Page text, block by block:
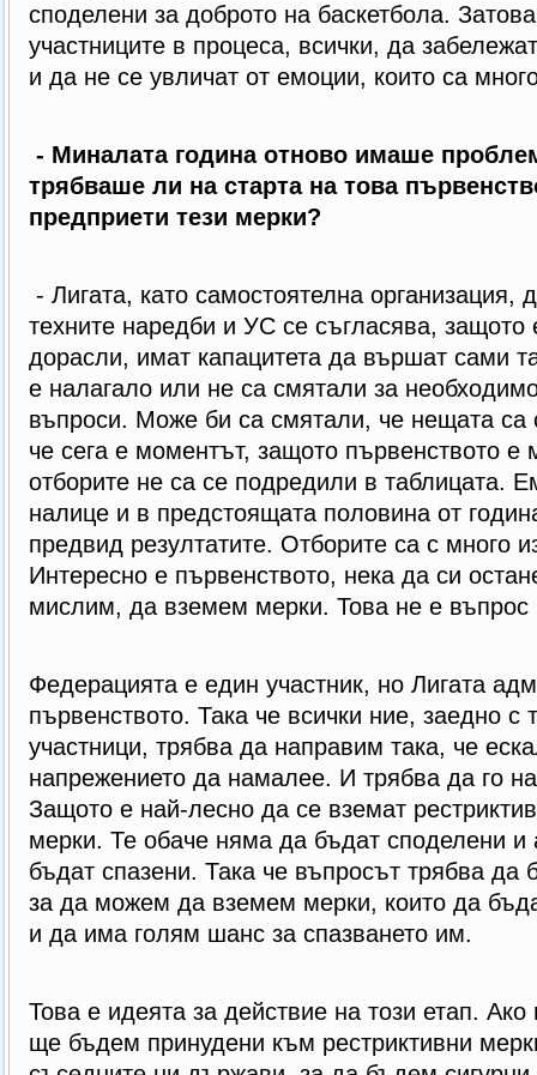
споделени за доброто на баскетбола.
участниците в процеса, всички, да
и да не се увличат от емоции, които са
- Миналата година отново имаше
трябваше ли на старта на това
предприети тези мерки?
- Лигата, като самостоятелна организация,
техните наредби и УС се съгласява, защото
дорасли, имат капацитета да вършат сами
е налагало или не са смятали за
въпроси. Може би са смятали, че нещата са
че сега е моментът, защото първенството
отборите не са се подредили в таблицата.
налице и в предстоящата половина от
предвид резултатите. Отборите са с много
Интересно е първенството, нека да си
мислим, да вземем мерки. Това не е
Федерацията е един участник, но Лигата
първенството. Така че всички ние, заедно с
участници, трябва да направим така, че
напрежението да намалее. И трябва да го
Защото е най-лесно да се вземат
мерки. Те обаче няма да бъдат споделени
бъдат спазени. Така че въпросът трябва да
за да можем да вземем мерки, които да
и да има голям шанс за спазването им.
Това е идеята за действие на този етап.
ще бъдем принудени към рестриктивни